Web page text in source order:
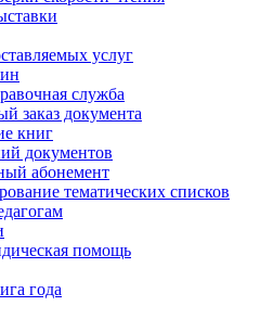
услуг
служба
заказ документа
книг
документов
абонемент
тематических списков
помощь
года